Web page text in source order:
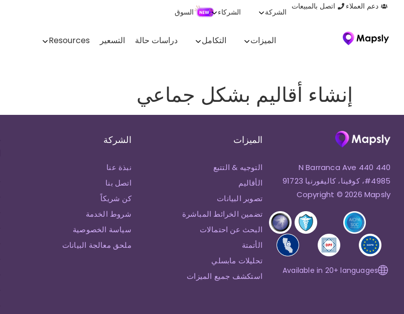
دعم العملاء اتصل بالمبيعات
الشركة الشركاء السوق
الميزات التكامل دراسات حالة التسعير Resources
إنشاء أقاليم بشكل جماعي
440 N Barranca Ave 440
#4985، كوفينا، كاليفورنيا 91723
Copyright © 2026 Mapsly
Available in 20+ languages
الميزات
التوجيه & التتبع
الأقاليم
تصوير البيانات
تضمين الخرائط المباشرة
البحث عن احتمالات
الأتمتة
تحليلات مابسلي
استكشف جميع الميزات
الشركة
نبذة عنا
اتصل بنا
كن شريكاً
شروط الخدمة
سياسة الخصوصية
ملحق معالجة البيانات